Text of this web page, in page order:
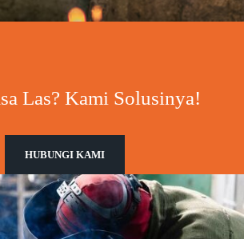
Las? Kami Solusinya!
HUBUNGI KAMI